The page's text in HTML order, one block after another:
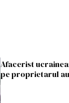
Afacerist
pe proprietarul